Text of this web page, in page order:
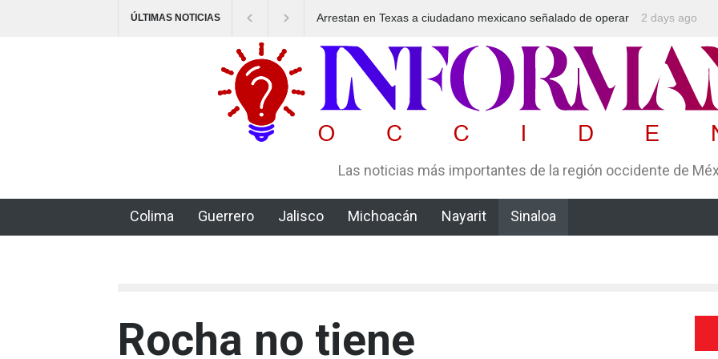
ÚLTIMAS NOTICIAS
Arrestan en Texas a ciudadano mexicano señalado de operar
Aspirantes
nuevo
2 days ago
Las noticias más importantes de la región occidente de
Colima Guerrero Jalisco Michoacán Nayarit Sinaloa
Rocha no tiene